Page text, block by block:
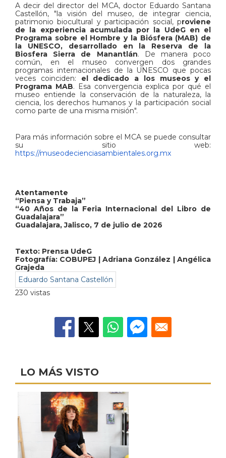
A decir del director del MCA, doctor Eduardo Santana
Castellón, "la visión del museo, de integrar ciencia,
patrimonio biocultural y participación social, proviene
de la experiencia acumulada por la UdeG en el
Programa sobre el Hombre y la Biósfera (MAB) de
la UNESCO, desarrollado en la Reserva de la
Biosfera Sierra de Manantlán. De manera poco
común, en el museo convergen dos grandes
programas internacionales de la UNESCO que pocas
veces coinciden: el dedicado a los museos y el
Programa MAB. Esa convergencia explica por qué el
museo entiende la conservación de la naturaleza, la
ciencia, los derechos humanos y la participación social
como parte de una misma misión".
Para más información sobre el MCA se puede consultar
su sitio web:
https://museodecienciasambientales.org.mx
Atentamente
“Piensa y Trabaja”
“40 Años de la Feria Internacional del Libro de
Guadalajara”
Guadalajara, Jalisco, 7 de julio de 2026
Texto: Prensa UdeG
Fotografía: COBUPEJ | Adriana González | Angélica
Grajeda
Eduardo Santana Castellón
230 vistas
LO MÁS VISTO